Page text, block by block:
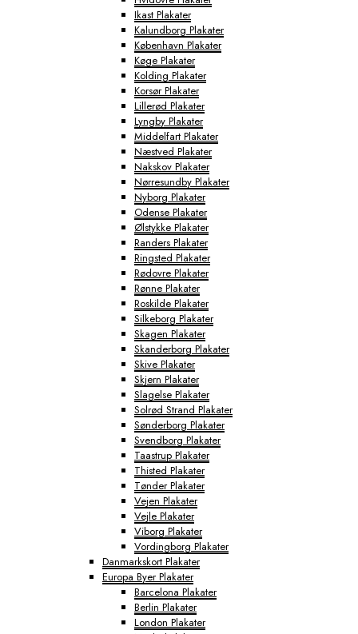
Ikast Plakater
Kalundborg Plakater
København Plakater
Køge Plakater
Kolding Plakater
Korsør Plakater
Lillerød Plakater
Lyngby Plakater
Middelfart Plakater
Næstved Plakater
Nakskov Plakater
Nørresundby Plakater
Nyborg Plakater
Odense Plakater
Ølstykke Plakater
Randers Plakater
Ringsted Plakater
Rødovre Plakater
Rønne Plakater
Roskilde Plakater
Silkeborg Plakater
Skagen Plakater
Skanderborg Plakater
Skive Plakater
Skjern Plakater
Slagelse Plakater
Solrød Strand Plakater
Sønderborg Plakater
Svendborg Plakater
Taastrup Plakater
Thisted Plakater
Tønder Plakater
Vejen Plakater
Vejle Plakater
Viborg Plakater
Vordingborg Plakater
Danmarkskort Plakater
Europa Byer Plakater
Barcelona Plakater
Berlin Plakater
London Plakater